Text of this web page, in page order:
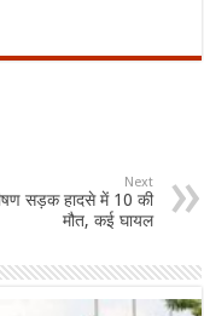
Next
सड़क हादसे में 10 की
मौत, कई घायल